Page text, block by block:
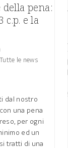
pena:
c.p. e la
le news
dal nostro
una pena
per ogni
ed un
tratti di una